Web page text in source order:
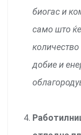
биогас и
само што
количество
добие и